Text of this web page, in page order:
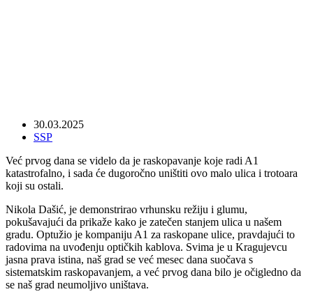
30.03.2025
SSP
Već prvog dana se videlo da je raskopavanje koje radi A1
katastrofalno, i sada će dugoročno uništiti ovo malo ulica i trotoara
koji su ostali.
Nikola Dašić, je demonstrirao vrhunsku režiju i glumu,
pokušavajući da prikaže kako je zatečen stanjem ulica u našem
gradu. Optužio je kompaniju A1 za raskopane ulice, pravdajući to
radovima na uvođenju optičkih kablova. Svima je u Kragujevcu
jasna prava istina, naš grad se već mesec dana suočava s
sistematskim raskopavanjem, a već prvog dana bilo je očigledno da
se naš grad neumoljivo uništava.